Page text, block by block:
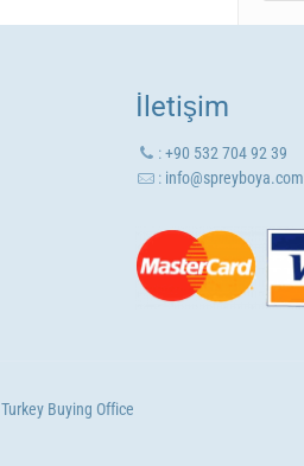
İletişim
:+90 532 704 92 39
: info@spreyboya.com
Turkey Buying Office